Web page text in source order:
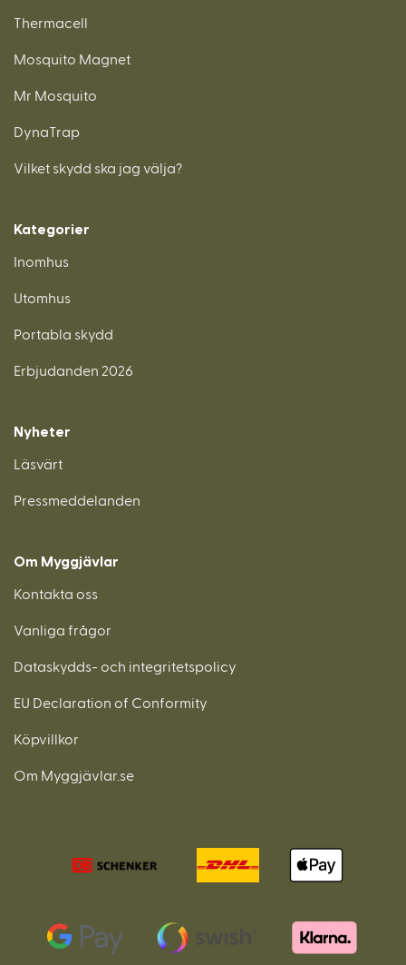
Thermacell
Mosquito Magnet
Mr Mosquito
DynaTrap
Vilket skydd ska jag välja?
Kategorier
Inomhus
Utomhus
Portabla skydd
Erbjudanden 2026
Nyheter
Läsvärt
Pressmeddelanden
Om Myggjävlar
Kontakta oss
Vanliga frågor
Dataskydds- och integritetspolicy
EU Declaration of Conformity
Köpvillkor
Om Myggjävlar.se